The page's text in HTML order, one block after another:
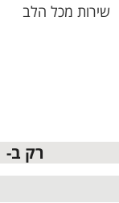
שירות מכל הלב
רק ב-